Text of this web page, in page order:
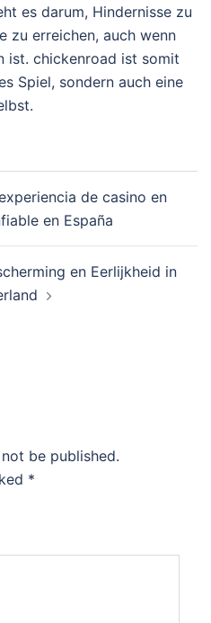
es darum, Hindernisse zu
zu erreichen, auch wenn
ist. chickenroad ist somit
Spiel, sondern auch eine
de casino en
en España
en Eerlijkheid in
be published.
*